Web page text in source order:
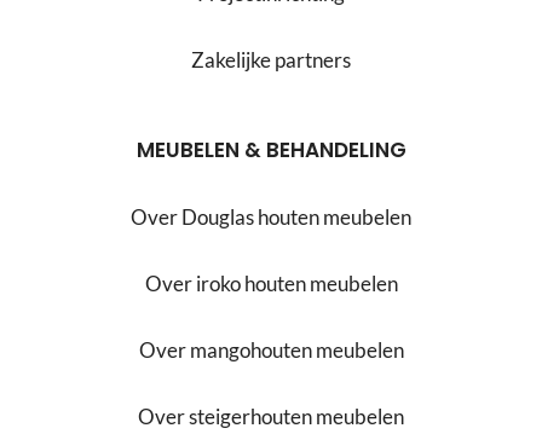
Zakelijke partners
MEUBELEN & BEHANDELING
Over Douglas houten meubelen
Over iroko houten meubelen
Over mangohouten meubelen
Over steigerhouten meubelen